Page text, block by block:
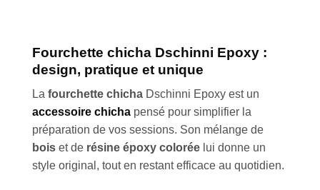
Fourchette chicha Dschinni Epoxy :
design, pratique et unique
La fourchette chicha Dschinni Epoxy est un
accessoire chicha pensé pour simplifier la
préparation de vos sessions. Son mélange de
bois et de résine époxy colorée lui donne un
style original, tout en restant efficace au quotidien.